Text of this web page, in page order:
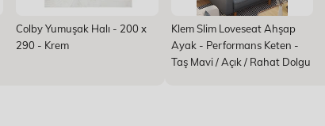
Colby Yumuşak Halı - 200 x
290 - Krem
Klem Slim Loveseat Ahşap
Ayak - Performans Keten -
Taş Mavi / Açık / Rahat Dolgu